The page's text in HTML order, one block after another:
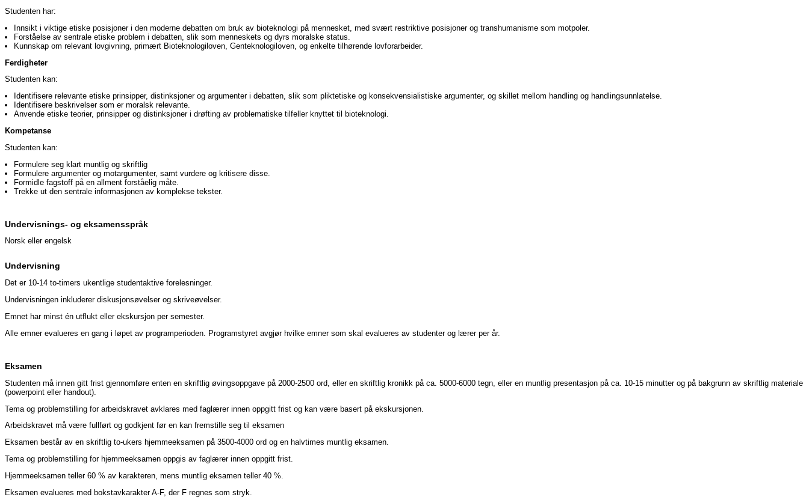
Studenten har:
Innsikt i viktige etiske posisjoner i den moderne debatten om bruk av bioteknologi på mennesket, med svært restriktive posisjoner og transhumanisme som motpoler.
Forståelse av sentrale etiske problem i debatten, slik som menneskets og dyrs moralske status.
Kunnskap om relevant lovgivning, primært Bioteknologiloven, Genteknologiloven, og enkelte tilhørende lovforarbeider.
Ferdigheter
Studenten kan:
Identifisere relevante etiske prinsipper, distinksjoner og argumenter i debatten, slik som pliktetiske og konsekvensialistiske argumenter, og skillet mellom handling og handlingsunnlatelse.
Identifisere beskrivelser som er moralsk relevante.
Anvende etiske teorier, prinsipper og distinksjoner i drøfting av problematiske tilfeller knyttet til bioteknologi.
Kompetanse
Studenten kan:
Formulere seg klart muntlig og skriftlig
Formulere argumenter og motargumenter, samt vurdere og kritisere disse.
Formidle fagstoff på en allment forståelig måte.
Trekke ut den sentrale informasjonen av komplekse tekster.
Undervisnings- og eksamensspråk
Norsk eller engelsk
Undervisning
Det er 10-14 to-timers ukentlige studentaktive forelesninger.
Undervisningen inkluderer diskusjonsøvelser og skriveøvelser.
Emnet har minst én utflukt eller ekskursjon per semester.
Alle emner evalueres en gang i løpet av programperioden. Programstyret avgjør hvilke emner som skal evalueres av studenter og lærer per år.
Eksamen
Studenten må innen gitt frist gjennomføre enten en skriftlig øvingsoppgave på 2000-2500 ord, eller en skriftlig kronikk på ca. 5000-6000 tegn, eller en muntlig presentasjon på ca. 10-15 minutter og på bakgrunn av skriftlig materiale
(powerpoint eller handout).
Tema og problemstilling for arbeidskravet avklares med faglærer innen oppgitt frist og kan være basert på ekskursjonen.
Arbeidskravet må være fullført og godkjent før en kan fremstille seg til eksamen
Eksamen består av en skriftlig to-ukers hjemmeeksamen på 3500-4000 ord og en halvtimes muntlig eksamen.
Tema og problemstilling for hjemmeeksamen oppgis av faglærer innen oppgitt frist.
Hjemmeeksamen teller 60 % av karakteren, mens muntlig eksamen teller 40 %.
Eksamen evalueres med bokstavkarakter A-F, der F regnes som stryk.